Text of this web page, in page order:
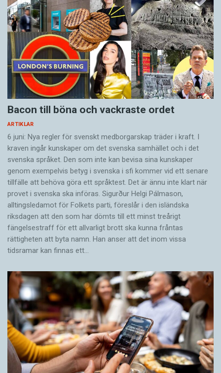
Bacon till böna och vackraste ordet
ARTIKLAR
6 juni: Nya regler för svenskt medborgarskap träder i kraft. I
kraven ingår kunskaper om det svenska samhället och i det
svenska språket. Den som inte kan bevisa sina kunskaper
genom exempelvis betyg i svenska i sfi kommer vid ett senare
tillfälle att behöva göra ett språktest. Det är ännu inte klart när
provet i svenska ska införas. Sigurður Helgi Pálmason,
alltingsledamot för Folkets parti, föreslår i den isländska
riksdagen att den som har dömts till ett minst treårigt
fängelsestraff för ett allvarligt brott ska kunna fråntas
rättigheten att byta namn. Han anser att det inom vissa
tidsramar kan finnas ett…